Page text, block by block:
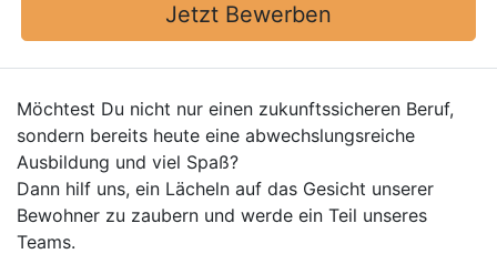
Jetzt Bewerben
Möchtest Du nicht nur einen zukunftssicheren Beruf,
sondern bereits heute eine abwechslungsreiche
Ausbildung und viel Spaß?
Dann hilf uns, ein Lächeln auf das Gesicht unserer
Bewohner zu zaubern und werde ein Teil unseres
Teams.